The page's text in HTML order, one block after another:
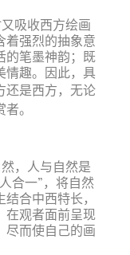
吸收西方绘画
着强烈的抽象意
的笔墨神韵；既
情趣。因此，具
还是西方，无论
。
，人与自然是
合一”，将自然
合中西特长，
在观者面前呈现
尽而使自己的画